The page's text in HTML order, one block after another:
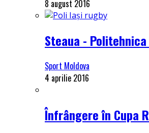
8 august 2016
Steaua -
Sport Moldova
4 aprilie 2016
Înfrângere în Cupa